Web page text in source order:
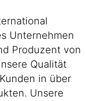
Unternehmen
Produzent von
Qualität
in über
Unsere